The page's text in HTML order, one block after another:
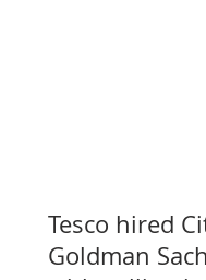
Tesco hired
Goldman